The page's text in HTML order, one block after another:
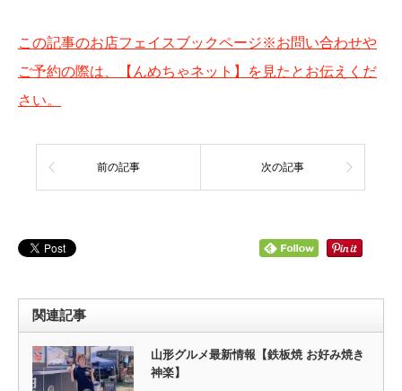
この記事のお店フェイスブックページ※お問い合わせや
ご予約の際は、【んめちゃネット】を見たとお伝えくだ
さい。
前の記事 次の記事
関連記事
山形グルメ最新情報【鉄板焼 お好み焼き
神楽】